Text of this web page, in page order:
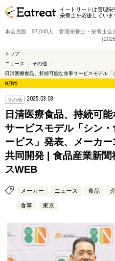
イートリートは管理栄
栄養士を応援していま
本会員数 57,048人 管理栄養士・栄養士会
トップ
ニュース
その他
NEWS
その他 2025.03.03
日清医療食品、持続可
サービスモデル「シン・
ービス」発表、メーカー
共同開発 | 食品産業新聞
スWEB
メーカー ニュース 食品
食事 東京